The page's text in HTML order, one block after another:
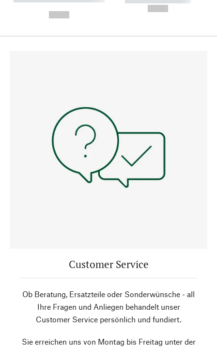
Customer Service
Ob Beratung, Ersatzteile oder Sonderwünsche - all
Ihre Fragen und Anliegen behandelt unser
Customer Service persönlich und fundiert.
Sie erreichen uns von Montag bis Freitag unter der